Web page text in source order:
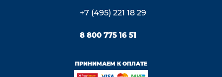
+7 (495) 221 18 29
8 800 775 16 51
ПРИНИМАЕМ К ОПЛАТЕ